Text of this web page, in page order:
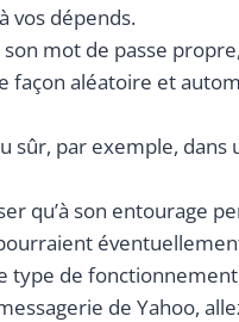
vos dépends.
mot de passe
façon aléatoire et
sûr, par exemple,
qu’à son entourage
type de
de Yahoo,